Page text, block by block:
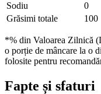
Sodiu
0
Grăsimi totale
100
*% din Valoarea Zilnică
o porție de mâncare la o
folosite pentru
Fapte și sfaturi